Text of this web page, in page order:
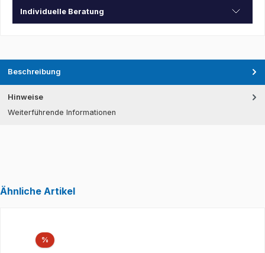
Individuelle Beratung
Beschreibung
Hinweise
Weiterführende Informationen
Ähnliche Artikel
%Rabatt